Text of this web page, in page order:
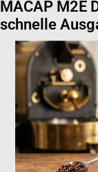
MACAP M2E
schnelle